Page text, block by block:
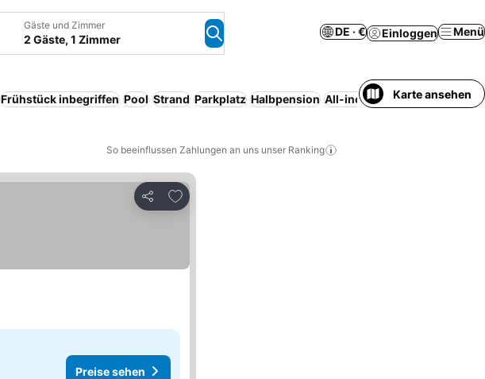
Gäste und Zimmer
2 Gäste, 1 Zimmer
DE · € Einloggen Menü
Frühstück inbegriffen Pool Strand Parkplatz Halbpension All-inclusive Serviced
Karte ansehen
So beeinflussen Zahlungen an uns unser Ranking
Teilen
Zu Favoriten hinzufügen
Preise sehen